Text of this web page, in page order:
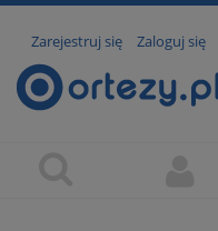
Zarejestruj się Zaloguj się